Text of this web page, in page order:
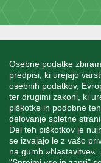
Osebne podatke
predpisi, ki urejajo
osebnih podatkov,
ter drugimi zakoni, ki
piškotke in podobne
delovanje spletne
Del teh piškotkov je
se izvajajo le z vašo
na gumb